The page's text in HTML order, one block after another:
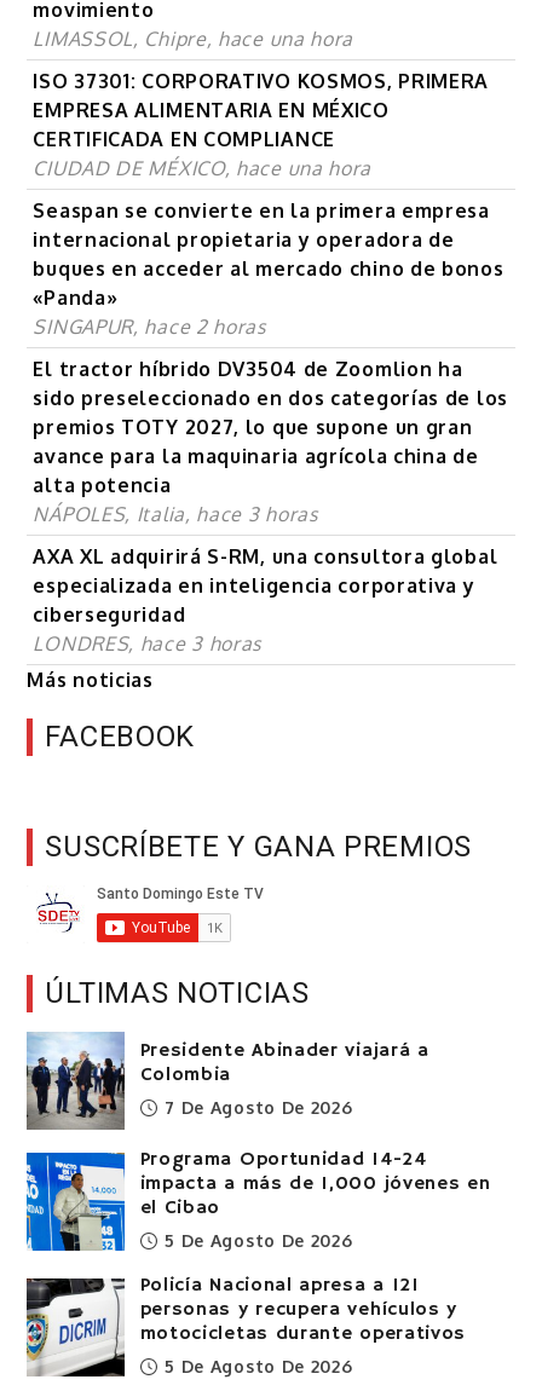
movimiento
LIMASSOL, Chipre, hace una hora
ISO 37301: CORPORATIVO KOSMOS, PRIMERA
EMPRESA ALIMENTARIA EN MÉXICO
CERTIFICADA EN COMPLIANCE
CIUDAD DE MÉXICO, hace una hora
Seaspan se convierte en la primera empresa
internacional propietaria y operadora de
buques en acceder al mercado chino de bonos
«Panda»
SINGAPUR, hace 2 horas
El tractor híbrido DV3504 de Zoomlion ha
sido preseleccionado en dos categorías de los
premios TOTY 2027, lo que supone un gran
avance para la maquinaria agrícola china de
alta potencia
NÁPOLES, Italia, hace 3 horas
AXA XL adquirirá S-RM, una consultora global
especializada en inteligencia corporativa y
ciberseguridad
LONDRES, hace 3 horas
Más noticias
FACEBOOK
SUSCRÍBETE Y GANA PREMIOS
ÚLTIMAS NOTICIAS
Presidente Abinader viajará a
Colombia
7 De Agosto De 2026
Programa Oportunidad 14-24
impacta a más de 1,000 jóvenes en
el Cibao
5 De Agosto De 2026
Policía Nacional apresa a 121
personas y recupera vehículos y
motocicletas durante operativos
5 De Agosto De 2026